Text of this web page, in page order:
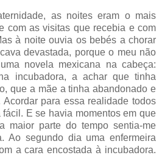
as noites eram o mais
com as visitas que recebia e com
à noite ouvia os bebés a chorar
devastada, porque o meu não
novela mexicana na cabeça:
incubadora, a achar que tinha
que a mãe a tinha abandonado e
para essa realidade todos
E se havia momentos em que
maior parte do tempo sentia-me
Ao segundo dia uma enfermeira
a cara encostada à incubadora.